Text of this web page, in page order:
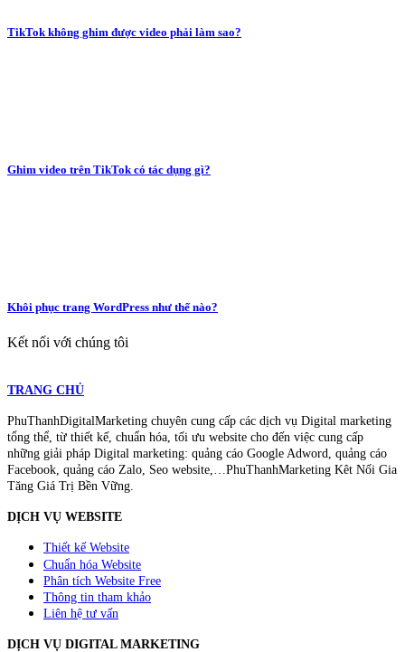
TikTok không ghim được video phải làm sao?
Ghim video trên TikTok có tác dụng gì?
Khôi phục trang WordPress như thế nào?
Kết nối với chúng tôi
TRANG CHỦ
PhuThanhDigitalMarketing chuyên cung cấp các dịch vụ Digital marketing
tổng thể, từ thiết kế, chuẩn hóa, tối ưu website cho đến việc cung cấp
những giải pháp Digital marketing: quảng cáo Google Adword, quảng cáo
Facebook, quảng cáo Zalo, Seo website,…PhuThanhMarketing Kêt Nối Gia
Tăng Giá Trị Bền Vững.
DỊCH VỤ WEBSITE
Thiết kế Website
Chuẩn hóa Website
Phân tích Website Free
Thông tin tham khảo
Liên hệ tư vấn
DỊCH VỤ DIGITAL MARKETING